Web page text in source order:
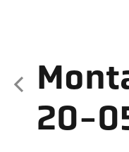
20-